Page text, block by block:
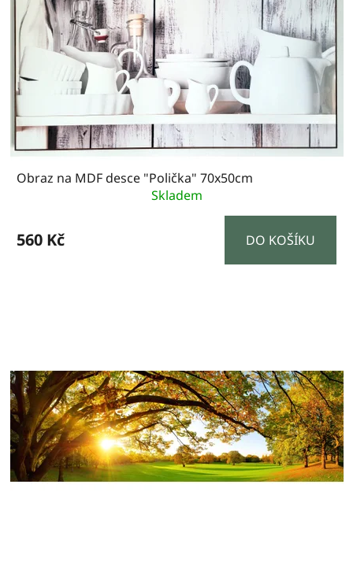
s
p
o
d
u
k
ů
Obraz na MDF desce "Polička" 70x50cm
Skladem
560 Kč DO KOŠÍKU